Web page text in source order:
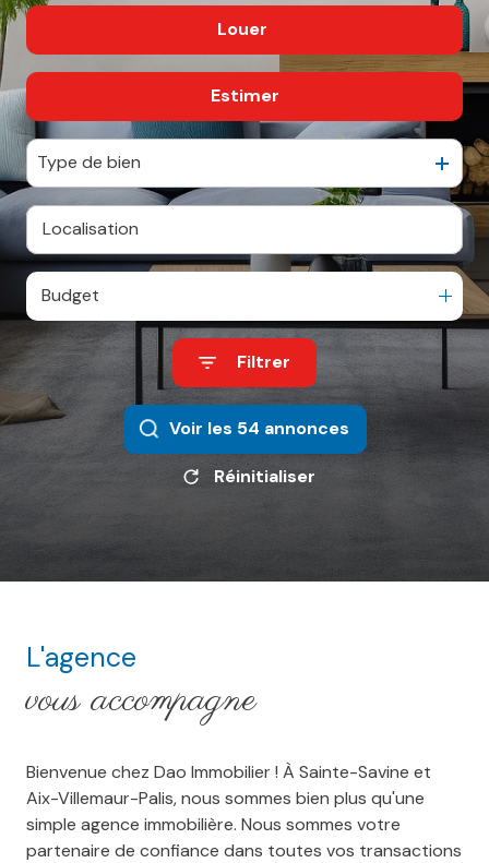
Contactez-
Nous
Alerte
mail
Louer
De l'immo pro
Estimer
Type de bien
Budget
Filtrer
Voir les 54 annonces
Réinitialiser
L'agence
vous accompagne
Bienvenue chez Dao Immobilier ! À Sainte-Savine et
Aix-Villemaur-Palis, nous sommes bien plus qu'une
simple agence immobilière. Nous sommes votre
partenaire de confiance dans toutes vos transactions